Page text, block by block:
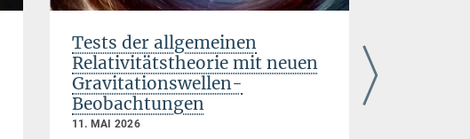
Tests der allgemeinen
Relativitätstheorie mit neuen
Gravitationswellen-
Beobachtungen
11. MAI 2026